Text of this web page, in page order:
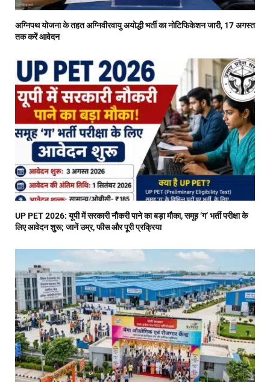
अग्निपथ योजना के तहत अग्निवीरवायु अयोद्धी भर्ती का नोटिफिकेशन जारी, 17 अगस्त
तक करें आवेदन
UP PET 2026: यूपी में सरकारी नौकरी पाने का बड़ा मौका, समूह ‘ग’ भर्ती परीक्षा के
लिए आवेदन शुरू; जानें उम्र, फीस और पूरी प्रक्रिया